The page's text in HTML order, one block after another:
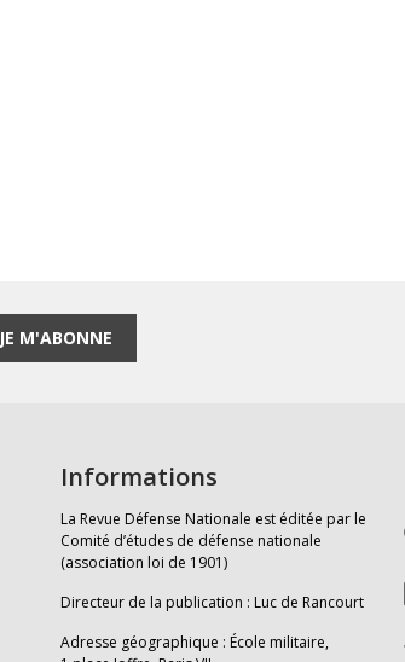
JE M'ABONNE
Informations
La Revue Défense Nationale est éditée par le
Comité d’études de défense nationale
(association loi de 1901)
Directeur de la publication : Luc de Rancourt
Adresse géographique : École militaire,